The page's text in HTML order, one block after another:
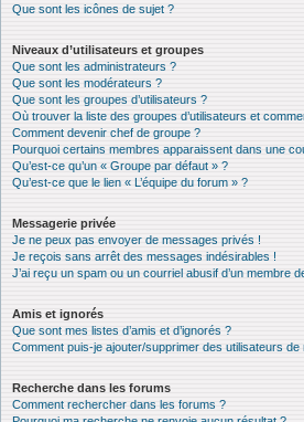
Que sont les icônes de sujet ?
Niveaux d’utilisateurs et groupes
Que sont les administrateurs ?
Que sont les modérateurs ?
Que sont les groupes d’utilisateurs ?
Où trouver la liste des groupes d’utilisateurs et
Comment devenir chef de groupe ?
Pourquoi certains membres apparaissent dans une
Qu’est-ce qu’un « Groupe par défaut » ?
Qu’est-ce que le lien « L’équipe du forum » ?
Messagerie privée
Je ne peux pas envoyer de messages privés !
Je reçois sans arrêt des messages indésirables !
J’ai reçu un spam ou un courriel abusif d’un membre
Amis et ignorés
Que sont mes listes d’amis et d’ignorés ?
Comment puis-je ajouter/supprimer des utilisateurs de
Recherche dans les forums
Comment rechercher dans les forums ?